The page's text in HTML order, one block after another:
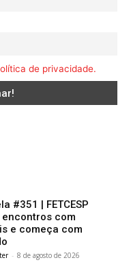
de privacidade.
#351 | FETCESP
com
e começa com
- 8 de agosto de 2026